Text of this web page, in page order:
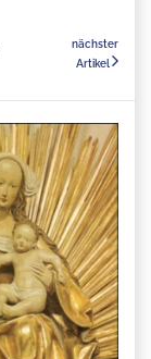
nächster
Artikel